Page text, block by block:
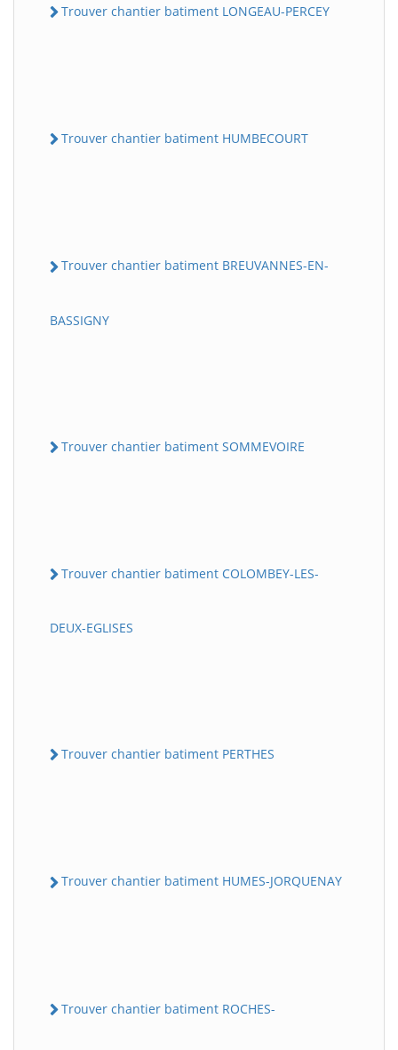
Trouver chantier batiment LONGEAU-PERCEY
Trouver chantier batiment HUMBECOURT
Trouver chantier batiment BREUVANNES-EN-
BASSIGNY
Trouver chantier batiment SOMMEVOIRE
Trouver chantier batiment COLOMBEY-LES-
DEUX-EGLISES
Trouver chantier batiment PERTHES
Trouver chantier batiment HUMES-JORQUENAY
Trouver chantier batiment ROCHES-